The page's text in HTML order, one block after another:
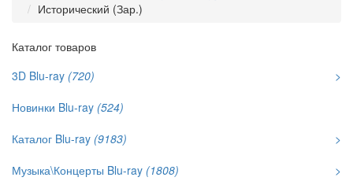
Исторический (Зар.)
Каталог товаров
3D Blu-ray (720)
>
Новинки Blu-ray (524)
Каталог Blu-ray (9183)
>
Музыка\Концерты Blu-ray (1808)
>